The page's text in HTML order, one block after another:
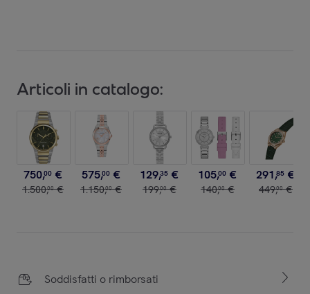
Articoli in catalogo:
750,00 €
1.500,00 €
575,00 €
1.150,00 €
129,35 €
199,00 €
105,00 €
140,00 €
291,85 €
449,00 €
Soddisfatti o rimborsati